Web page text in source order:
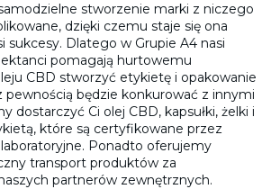
stworzenie marki z niczego
dzięki czemu staje się ona
sukcesy. Dlatego w Grupie A4 nasi
pomagają hurtowemu
CBD stworzyć etykietę i opakowanie
będzie konkurować z innymi
dostarczyć Ci olej CBD, kapsułki, żelki i
które są certyfikowane przez
Ponadto oferujemy
transport produktów za
partnerów zewnętrznych.